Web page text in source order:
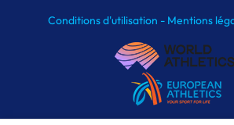
Conditions d'utilisation - Mentions